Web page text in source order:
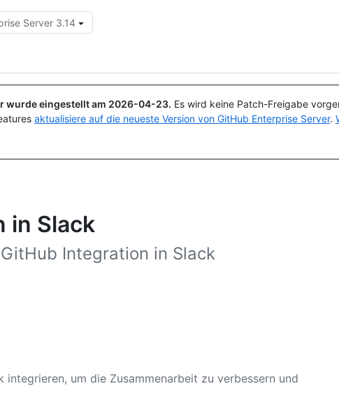
Server 3.14
wurde eingestellt am 2026-04-23. Es wird keine Patch-Freigabe
aktualisiere auf die neueste Version von GitHub Enterprise Server.
in Slack
Integration in Slack
integrieren, um die Zusammenarbeit zu verbessern und